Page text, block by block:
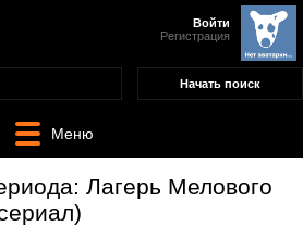
Войти
Регистрация
Меню
Лагерь Мелового